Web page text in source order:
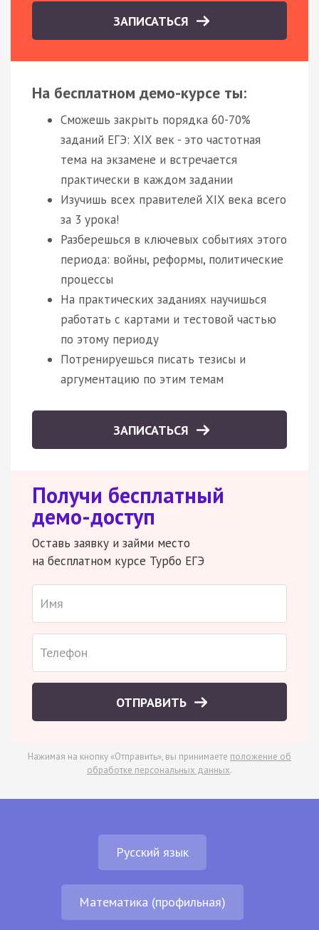
ЗАПИСАТЬСЯ
На бесплатном демо-курсе ты:
Сможешь закрыть порядка 60-70%
заданий ЕГЭ: XIX век - это частотная
тема на экзамене и встречается
практически в каждом задании
Изучишь всех правителей XIX века всего
за 3 урока!
Разберешься в ключевых событиях этого
периода: войны, реформы, политические
процессы
На практических заданиях научишься
работать с картами и тестовой частью
по этому периоду
Потренируешься писать тезисы и
аргументацию по этим темам
ЗАПИСАТЬСЯ
Получи бесплатный
демо-доступ
Оставь заявку и займи место
на бесплатном курсе Турбо ЕГЭ
ОТПРАВИТЬ
Нажимая на кнопку «Отправить», вы принимаете положение об
обработке персональных данных.
Русский язык
Математика (профильная)